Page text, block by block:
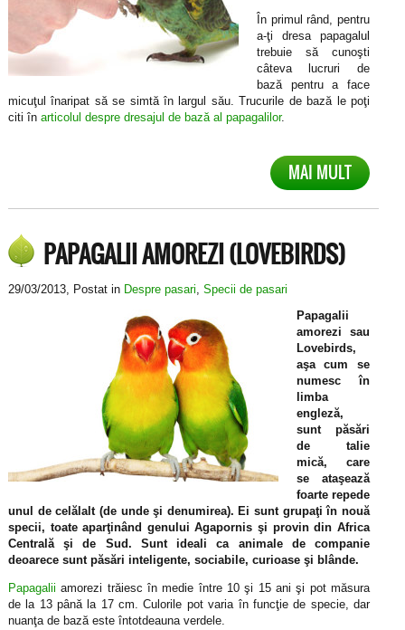
În primul rând, pentru
a-ţi dresa papagalul
trebuie să cunoşti
câteva lucruri de
bază pentru a face
micuţul înaripat să se simtă în largul său. Trucurile de bază le poţi
citi în articolul despre dresajul de bază al papagalilor.
MAI MULT
PAPAGALII AMOREZI (LOVEBIRDS)
29/03/2013, Postat in Despre pasari, Specii de pasari
Papagalii
amorezi sau
Lovebirds,
aşa cum se
numesc în
limba
engleză,
sunt păsări
de talie
mică, care
se ataşează
foarte repede
unul de celălalt (de unde şi denumirea). Ei sunt grupaţi în nouă
specii, toate aparţinând genului Agapornis şi provin din Africa
Centrală şi de Sud. Sunt ideali ca animale de companie
deoarece sunt păsări inteligente, sociabile, curioase şi blânde.
Papagalii amorezi trăiesc în medie între 10 şi 15 ani şi pot măsura
de la 13 până la 17 cm. Culorile pot varia în funcţie de specie, dar
nuanţa de bază este întotdeauna verdele.